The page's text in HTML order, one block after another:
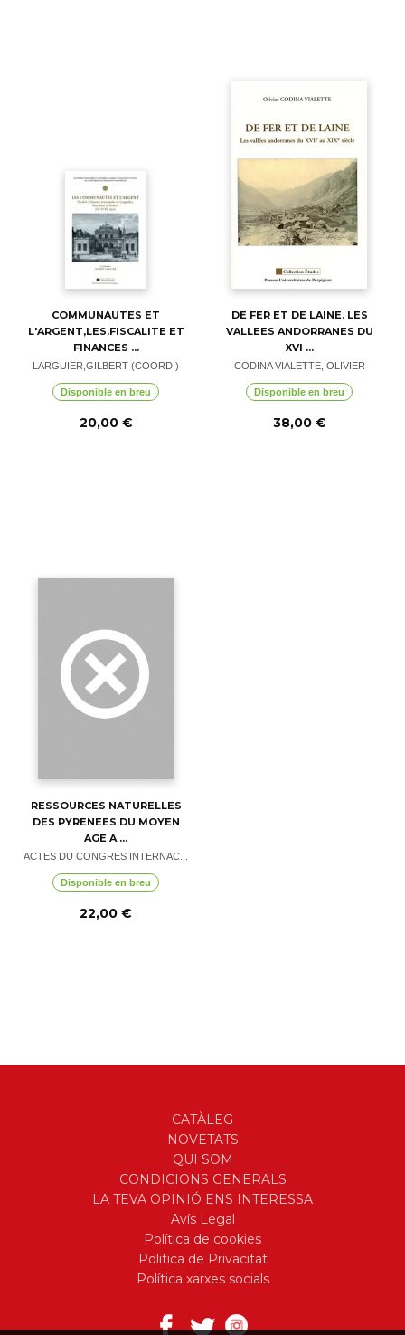
COMMUNAUTES ET
L'ARGENT,LES.FISCALITE ET
FINANCES ...
LARGUIER,GILBERT (COORD.)
Disponible en breu
20,00 €
DE FER ET DE LAINE. LES
VALLEES ANDORRANES DU
XVI ...
CODINA VIALETTE, OLIVIER
Disponible en breu
38,00 €
RESSOURCES NATURELLES
DES PYRENEES DU MOYEN
AGE A ...
ACTES DU CONGRES INTERNAC...
Disponible en breu
22,00 €
CATÀLEG
NOVETATS
QUI SOM
CONDICIONS GENERALS
LA TEVA OPINIÓ ENS INTERESSA
Avís Legal
Política de cookies
Politica de Privacitat
Política xarxes socials